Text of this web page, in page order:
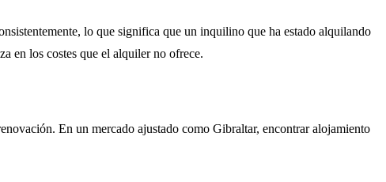
lo que significa que un inquilino que ha estado alquilando
en los costes que el alquiler no ofrece.
En un mercado ajustado como Gibraltar, encontrar alojamiento